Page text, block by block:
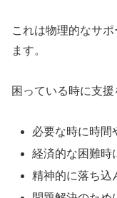
これは物理的なサ
ます。
困っている時に支
必要な時に時間
経済的な困難時
精神的に落ち込